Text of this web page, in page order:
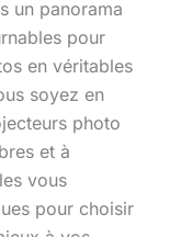
un panorama
pour
en véritables
soyez en
photo
et à
vous
pour choisir